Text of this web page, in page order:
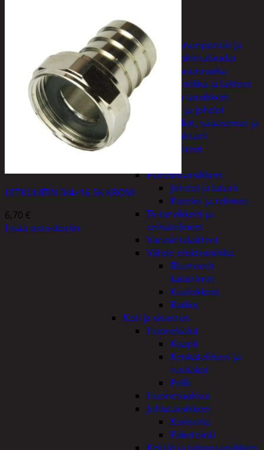
Linnut
Linnunpöntöt ja
ruokintalaudat
Linnunruoka
Kodin elektroniikka ja laitteet
Imurit ja tarvikkeet
Kaapelit ja johdot
Kelloradiot, sääasemat ja
lämpömittarit
Oheislaitteet
Puhelintarvikkeet
Johdot ja laturit
Kotelot ja telineet
Tv-tarvikkeet ja
seinätelineet
Varavirtalaitteet
Viihde-elektroniikka
Bluetooth
kaiuttimet
Kuulokkeet
Radiot
Koti ja sisustus
Huonekalut
Kaapit
Kenkätelineet ja
naulakot
Peilit
Huonetuoksut
Juhlatarvikkeet
Koristelu
Paketointi
LETKULIITIN 3/4×16 SK KROMI
6,70 €
Lisää ostoskoriin